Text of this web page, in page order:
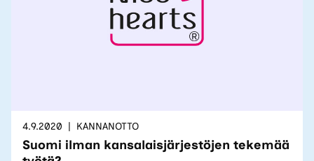
4.9.2020 KANNANOTTO
Suomi ilman kansalaisjärjestöjen tekemää